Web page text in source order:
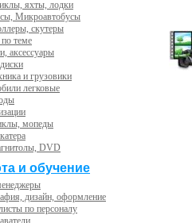
яхты, лодки
Микроавтобусы
скутеры
теме
аксессуары
и грузовики
легковые
мопеды
DVD
и обучение
дизайн, оформление
по персоналу